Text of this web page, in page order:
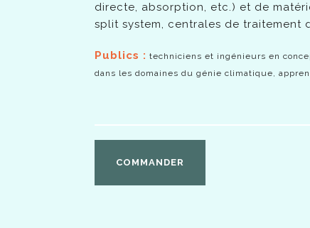
directe, absorption, etc.) et de
split system, centrales de traitement
Publics : techniciens et ingénieurs en
dans les domaines du génie climatique,
COMMANDER